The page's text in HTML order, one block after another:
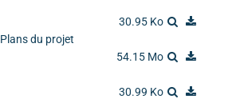
30.95 Ko
du projet
54.15 Mo
30.99 Ko